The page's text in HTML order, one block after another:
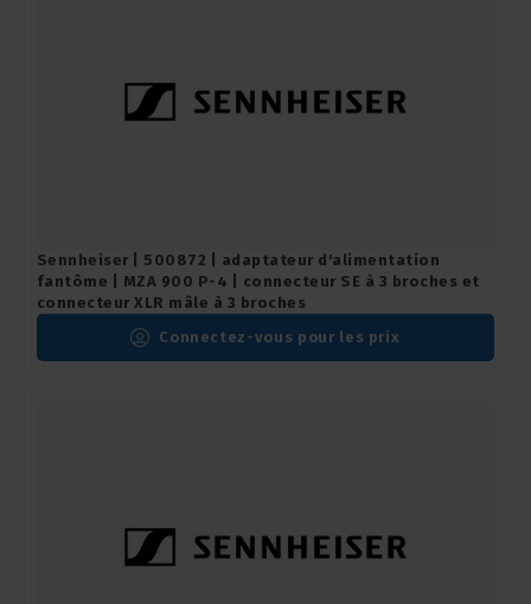
Sennheiser | 500872 | adaptateur d'alimentation
fantôme | MZA 900 P-4 | connecteur SE à 3 broches et
connecteur XLR mâle à 3 broches
Connectez-vous pour les prix